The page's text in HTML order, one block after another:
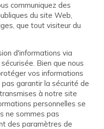
communiquez des
du site Web,
que tout visiteur du
d'informations via
Bien que nous
vos informations
garantir la sécurité de
à notre site
personnelles se
ne sommes pas
des paramètres de